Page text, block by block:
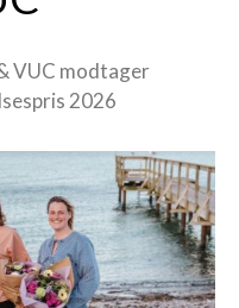
VUC modtager
2026